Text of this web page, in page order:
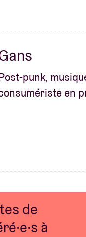
punk,
en
de
à